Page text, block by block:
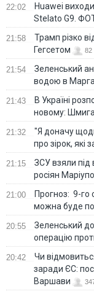
22:02
Huawei
Stelato G9.
21:58
Трамп різко
Гегсетом
82
21:54
Зеленський
водою в
21:43
В Україні
новому:
21:32
"Я доначу
про зірок, які
21:15
ЗСУ взяли
росіян
21:00
Прогноз: 9-го
можна буде
20:55
Зеленський
операцію
20:42
Чи
заради ЄС:
Варшави